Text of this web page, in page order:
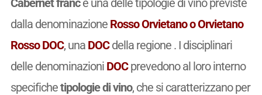
dalla denominazione Rosso Orvietano o Orvietano
Rosso DOC, una DOCdella regione . I disciplinari
delle denominazioni DOCprevedono al loro interno
specifichetipologie di vino, che si caratterizzano per